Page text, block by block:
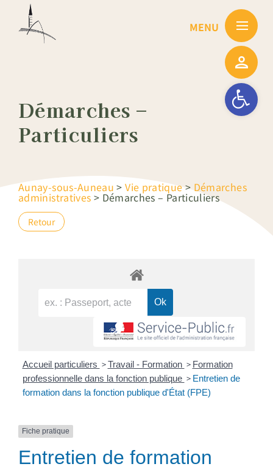
Ouvrir la
Démarches –
Particuliers
Aunay-sous-Auneau >Vie pratique>Démarches
administratives > Démarches – Particuliers
Retour
Accueil particuliers > Travail - Formation > Formation
professionnelle dans la fonction publique > Entretien de
formation dans la fonction publique d'État (FPE)
Fiche pratique
Entretien de formation